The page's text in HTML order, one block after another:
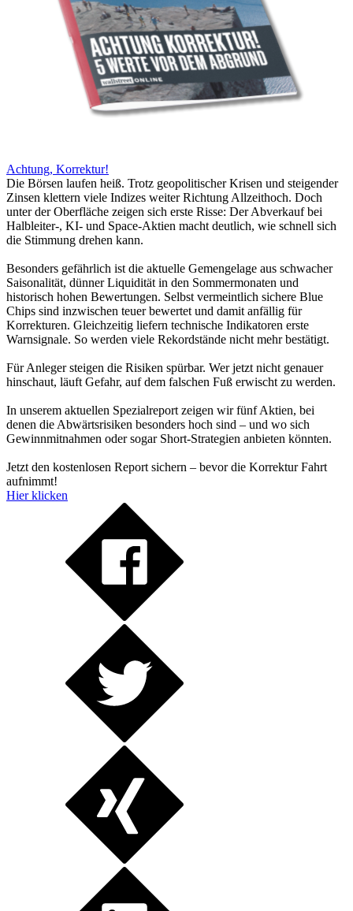
Achtung, Korrektur!
Die Börsen laufen heiß. Trotz geopolitischer Krisen und steigender
Zinsen klettern viele Indizes weiter Richtung Allzeithoch. Doch
unter der Oberfläche zeigen sich erste Risse: Der Abverkauf bei
Halbleiter-, KI- und Space-Aktien macht deutlich, wie schnell sich
die Stimmung drehen kann.
Besonders gefährlich ist die aktuelle Gemengelage aus schwacher
Saisonalität, dünner Liquidität in den Sommermonaten und
historisch hohen Bewertungen. Selbst vermeintlich sichere Blue
Chips sind inzwischen teuer bewertet und damit anfällig für
Korrekturen. Gleichzeitig liefern technische Indikatoren erste
Warnsignale. So werden viele Rekordstände nicht mehr bestätigt.
Für Anleger steigen die Risiken spürbar. Wer jetzt nicht genauer
hinschaut, läuft Gefahr, auf dem falschen Fuß erwischt zu werden.
In unserem aktuellen Spezialreport zeigen wir fünf Aktien, bei
denen die Abwärtsrisiken besonders hoch sind – und wo sich
Gewinnmitnahmen oder sogar Short-Strategien anbieten könnten.
Jetzt den kostenlosen Report sichern – bevor die Korrektur Fahrt
aufnimmt!
Hier klicken